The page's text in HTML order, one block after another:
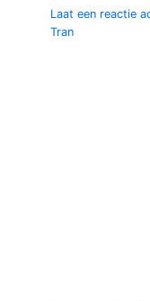
Laat een reactie
Tran